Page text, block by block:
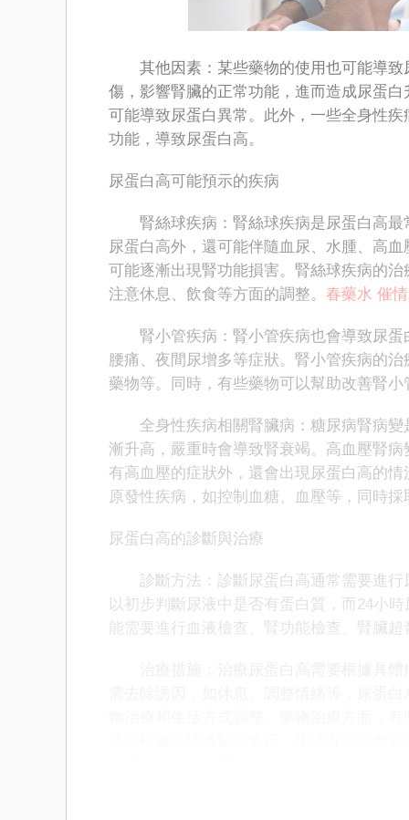
其他因素：某些藥物的使用也可能導致
傷，影響腎臟的正常功能，進而造成尿蛋
可能導致尿蛋白異常。此外，一些全身性
功能，導致尿蛋白高。
尿蛋白高可能預示的疾病
腎絲球疾病：腎絲球疾病是尿蛋白高最
尿蛋白高外，還可能伴隨血尿、水腫、高
可能逐漸出現腎功能損害。腎絲球疾病的
注意休息、飲食等方面的調整。 春藥水 催
腎小管疾病：腎小管疾病也會導致尿蛋
腰痛、夜間尿增多等症狀。腎小管疾病的
藥物等。同時，有些藥物可以幫助改善腎小
全身性疾病相關腎臟病：糖尿病腎病變
漸升高，嚴重時會導致腎衰竭。高血壓腎
有高血壓的症狀外，還會出現尿蛋白高的
原發性疾病，如控制血糖、血壓等，同時採
尿蛋白高的診斷與治療
診斷方法：診斷尿蛋白高通常需要進行
以初步判斷尿液中是否有蛋白質，而24小
能需要進行血液檢查、腎功能檢查、腎臟超